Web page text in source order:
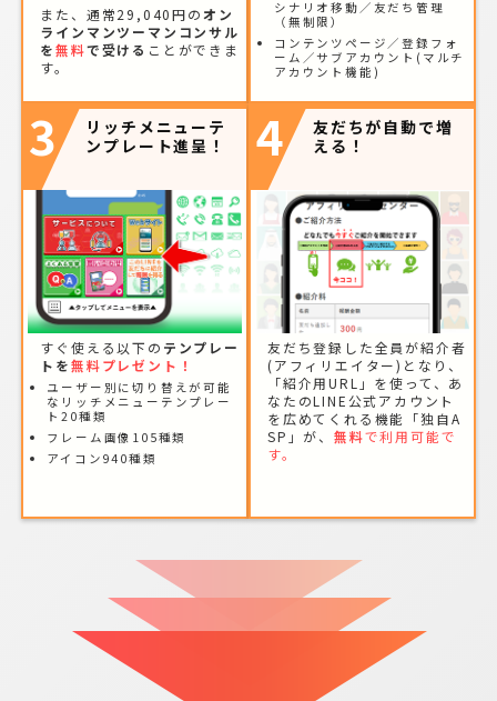
また、通常29,040円のオン
ラインマンツーマンコンサル
を無料で受ける ことができま
す。
シナリオ移動／友だち管理
（無制限）
コンテンツページ／登録フォ
ーム／サブアカウント(マルチ
アカウント機能)
3
リッチメニューテ
ンプレート進呈！
すぐ使える以下の テンプレー
トを無料プレゼント！
ユーザー別に切り替えが可能
なリッチメニューテンプレー
ト20種類
フレーム画像105種類
アイコン940種類
4
友だちが自動で増
える！
友だち登録した全員が紹介者
(アフィリエイター)となり、
「紹介用URL」を使って、あ
なたのLINE公式アカウント
を広めてくれる機能「独自A
SP」が、 無料で利用可能で
す。